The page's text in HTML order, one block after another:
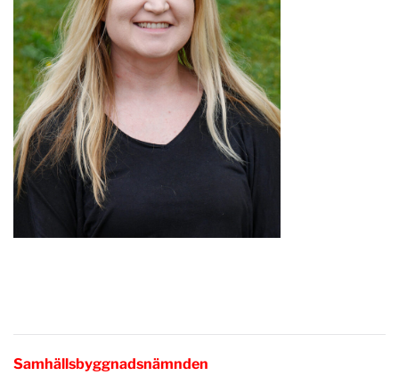
Samhällsbyggnadsnämnden